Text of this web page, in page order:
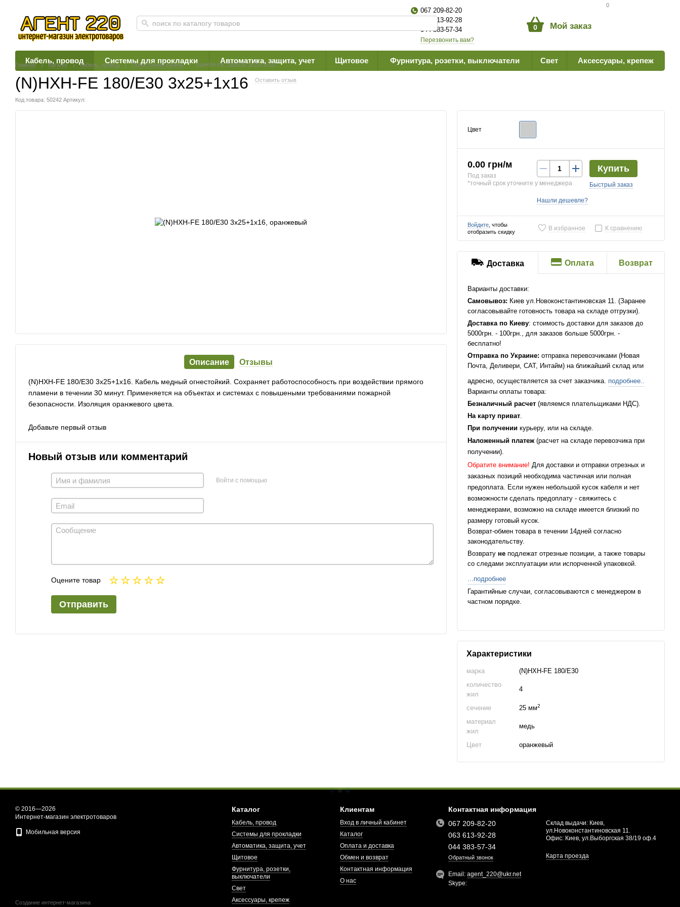
0
067 209-82-20
063 613-92-28
044 383-57-34
Перезвонить вам?
0 Мой заказ
Кабель, провод Системы для прокладки Автоматика, защита, учет Щитовое Фурнитура, розетки, выключатели Свет Аксессуары, крепеж
Главная Каталог Кабель, провод Огнестойкий кабель (N)HXH-FE 180/E30 3х25+1х16
(N)HXH-FE 180/E30 3х25+1х16 Оставить отзыв
Код товара: 50242 Артикул:
Описание Отзывы
(N)HXH-FE 180/E30 3х25+1х16. Кабель медный огнестойкий. Сохраняет работоспособность при воздействии прямого
пламени в течении 30 минут. Применяется на объектах и системах с повышеными требованиями пожарной
безопасности. Изоляция оранжевого цвета.
Добавьте первый отзыв
Новый отзыв или комментарий
Войти с помощью
Оцените товар
Отправить
Цвет
0.00 грн/м
Под заказ
*точный срок уточните у менеджера
Купить
Быстрый заказ
Нашли дешевле?
Войдите , чтобы
отобразить скидку
В избранное К сравнению
Доставка Оплата Возврат
Варианты доставки:
Самовывоз: Киев ул.Новоконстантиновская 11. (Заранее
согласовывайте готовность товара на складе отгрузки).
Доставка по Киеву: стоимость доставки для заказов до
5000грн. - 100грн., для заказов больше 5000грн. -
бесплатно!
Отправка по Украине: отправка перевозчиками (Новая
Почта, Деливери, САТ, Интайм) на ближайший склад или
адресно, осуществляется за счет заказчика. подробнее..
Варианты оплаты товара:
Безналичный расчет (являемся плательщиками НДС).
На карту приват.
При получении курьеру, или на складе.
Наложенный платеж(расчет на складе перевозчика при
получении).
Обратите внимание! Для доставки и отправки отрезных и
заказных позиций необходима частичная или полная
предоплата. Если нужен небольшой кусок кабеля и нет
возможности сделать предоплату - свяжитесь с
менеджерами, возможно на складе имеется близкий по
размеру готовый кусок.
Возврат-обмен товара в течении 14дней согласно
законодательству.
Возвратуне подлежат отрезные позиции, а также товары
со следами эксплуатации или испорченной упаковкой.
...подробнее
Гарантийные случаи, согласовываются с менеджером в
частном порядке.
Характеристики
марка
(N)HXH-FE 180/E30
количество
жил
4
сечение 25 мм2
материал
жил
медь
Цвет оранжевый
© 2016—2026
Интернет-магазин электротоваров
Мобильная версия
Каталог
Кабель, провод
Системы для прокладки
Автоматика, защита, учет
Щитовое
Фурнитура, розетки,
выключатели
Свет
Аксессуары, крепеж
Клиентам
Вход в личный кабинет
Каталог
Оплата и доставка
Обмен и возврат
Контактная информация
О нас
Контактная информация
067 209-82-20
063 613-92-28
044 383-57-34
Обратный звонок
Склад выдачи: Киев,
ул.Новоконстантиновская 11.
Офис: Киев, ул.Выборгская 38/19 оф.4
Карта проезда
Email:agent_220@ukr.net
Skype:
Создание интернет-магазина